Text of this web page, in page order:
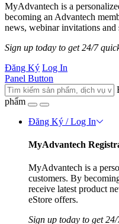
MyAdvantech is a
becoming an Advantech
news, webinar invitations and
Sign up today to get 24/7
Đăng Ký Log In
Panel Button
phẩm
Đăng Ký / Log In
MyAdvantech
MyAdvantech is a
customers. By
receive latest product
eStore offers.
Sign up today to get